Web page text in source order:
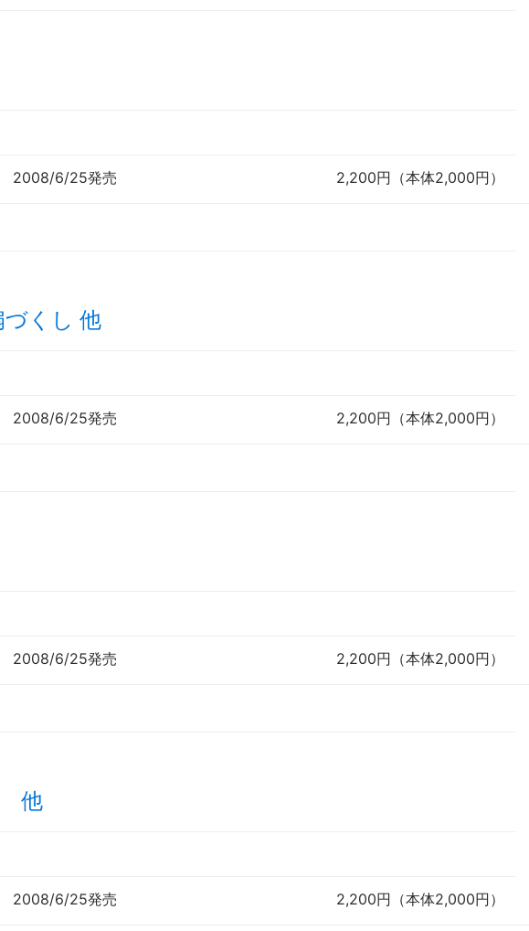
2008/6/25発売 2,200円（本体2,000円）
づくし 他
2008/6/25発売 2,200円（本体2,000円）
2008/6/25発売 2,200円（本体2,000円）
他
2008/6/25発売 2,200円（本体2,000円）